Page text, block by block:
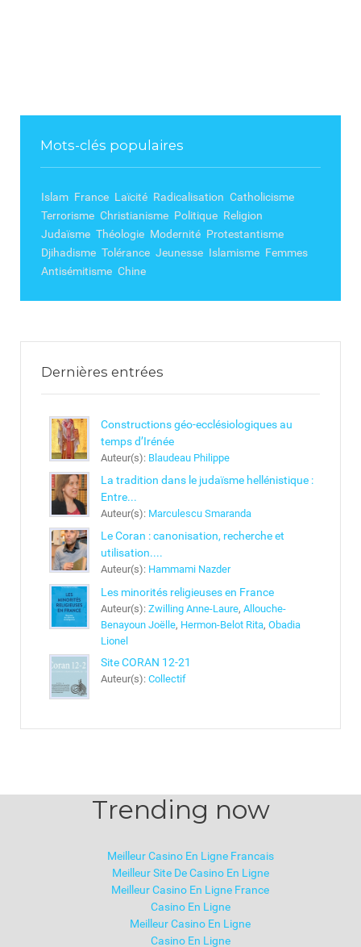
Mots-clés populaires
Islam France Laïcité Radicalisation Catholicisme
Terrorisme Christianisme Politique Religion
Judaïsme Théologie Modernité Protestantisme
Djihadisme Tolérance Jeunesse Islamisme Femmes
Antisémitisme Chine
Dernières entrées
Constructions géo-ecclésiologiques au
temps d’Irénée
Auteur(s): Blaudeau Philippe
La tradition dans le judaïsme hellénistique :
Entre...
Auteur(s): Marculescu Smaranda
Le Coran : canonisation, recherche et
utilisation....
Auteur(s): Hammami Nazder
Les minorités religieuses en France
Auteur(s):Zwilling Anne-Laure,Allouche-
Benayoun Joëlle, Hermon-Belot Rita,Obadia
Lionel
Site CORAN 12-21
Auteur(s):Collectif
Trending now
Meilleur Casino En Ligne Francais
Meilleur Site De Casino En Ligne
Meilleur Casino En Ligne France
Casino En Ligne
Meilleur Casino En Ligne
Casino En Ligne